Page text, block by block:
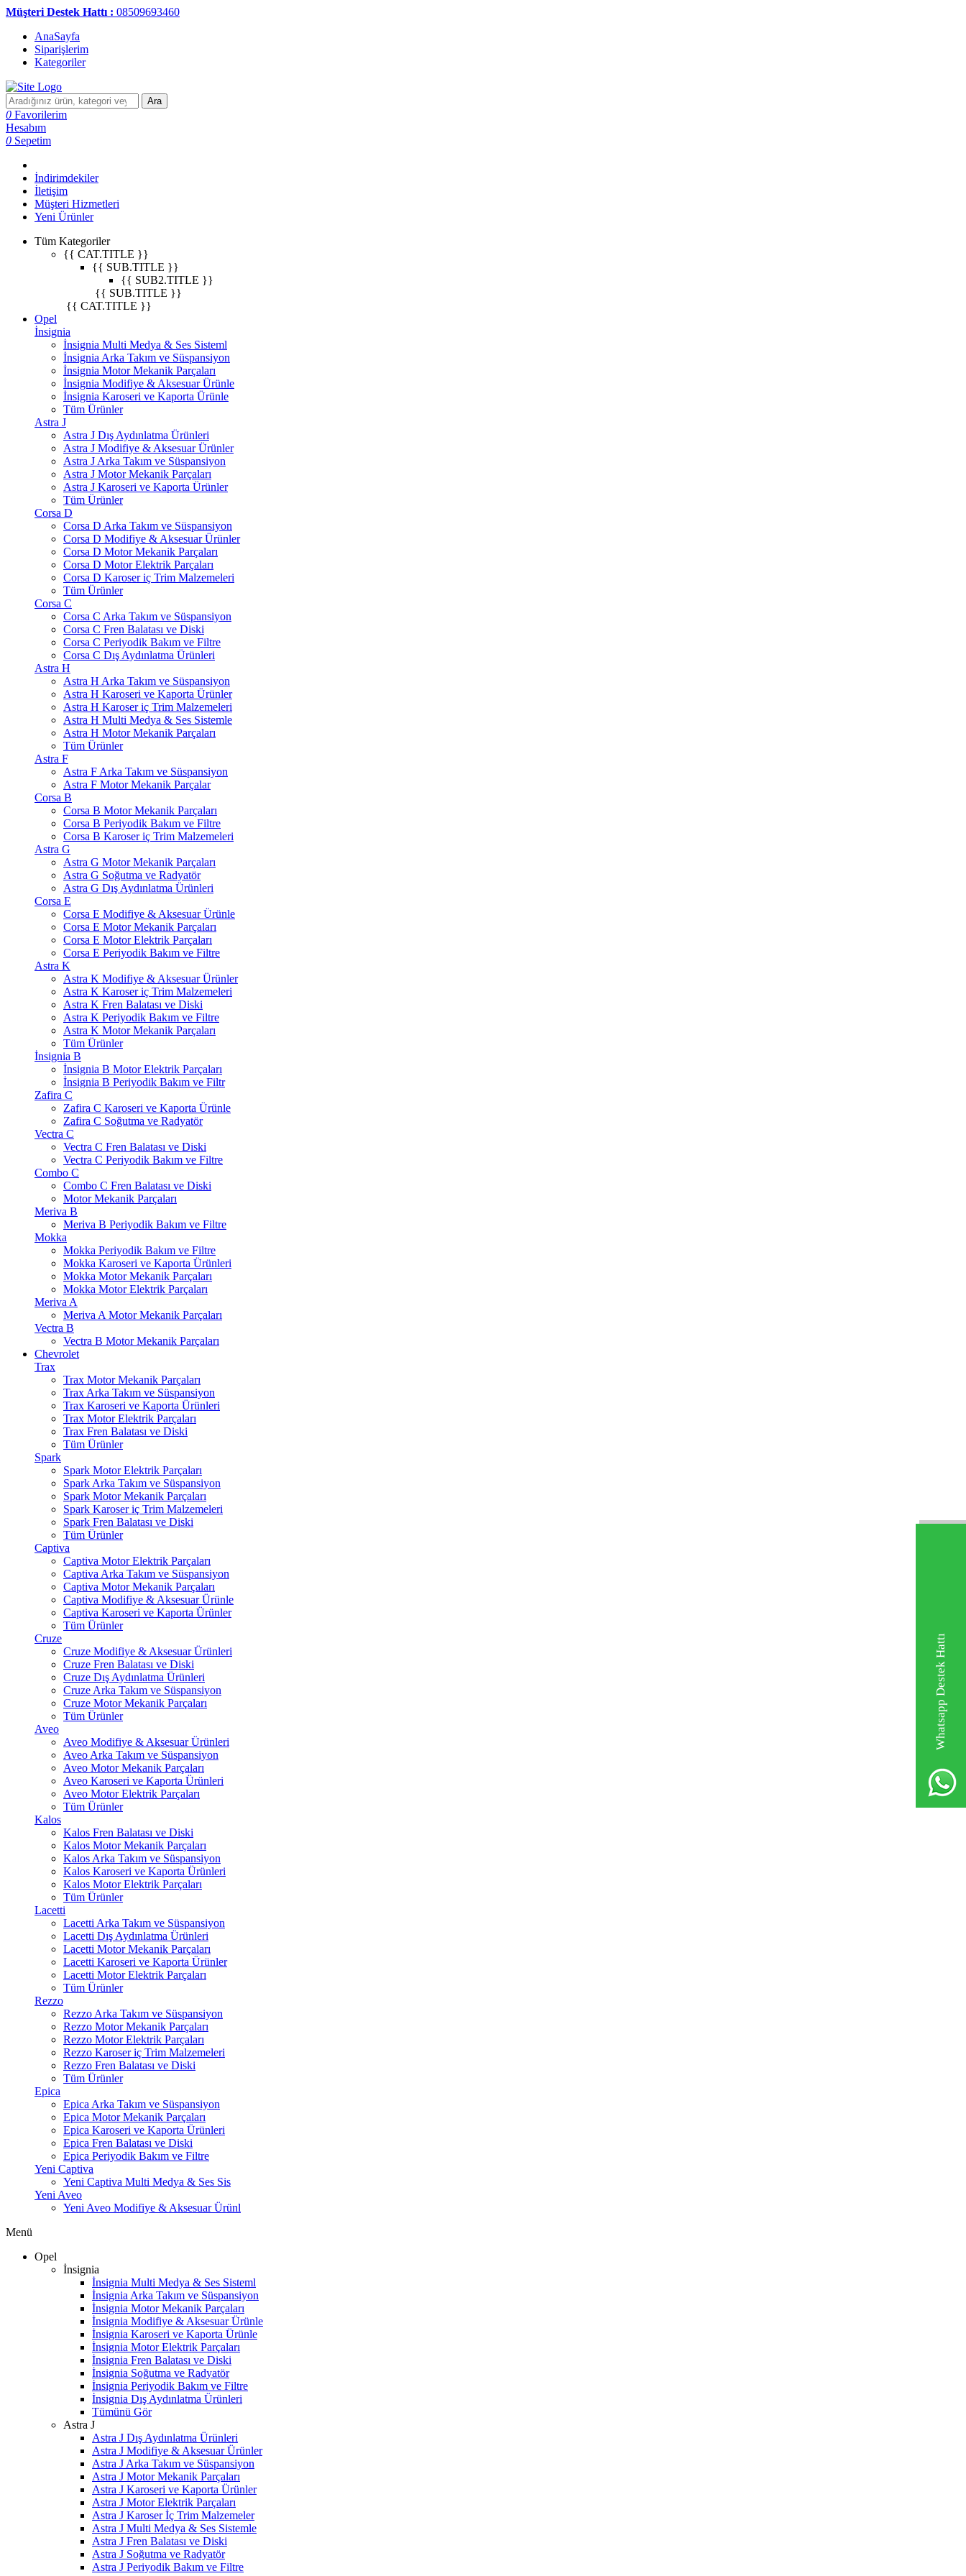
Whatsapp Destek Hattı
Müşteri Destek Hattı : 08509693460
AnaSayfa
Siparişlerim
Kategoriler
Ara
0 Favorilerim
Hesabım
0 Sepetim
İndirimdekiler
İletişim
Müşteri Hizmetleri
Yeni Ürünler
Tüm Kategoriler
{{ CAT.TITLE }}
{{ SUB.TITLE }}
{{ SUB2.TITLE }}
{{ SUB.TITLE }}
{{ CAT.TITLE }}
Opel
İnsignia
İnsignia Multi Medya & Ses Sisteml
İnsignia Arka Takım ve Süspansiyon
İnsignia Motor Mekanik Parçaları
İnsignia Modifiye & Aksesuar Ürünle
İnsignia Karoseri ve Kaporta Ürünle
Tüm Ürünler
Astra J
Astra J Dış Aydınlatma Ürünleri
Astra J Modifiye & Aksesuar Ürünler
Astra J Arka Takım ve Süspansiyon
Astra J Motor Mekanik Parçaları
Astra J Karoseri ve Kaporta Ürünler
Tüm Ürünler
Corsa D
Corsa D Arka Takım ve Süspansiyon
Corsa D Modifiye & Aksesuar Ürünler
Corsa D Motor Mekanik Parçaları
Corsa D Motor Elektrik Parçaları
Corsa D Karoser iç Trim Malzemeleri
Tüm Ürünler
Corsa C
Corsa C Arka Takım ve Süspansiyon
Corsa C Fren Balatası ve Diski
Corsa C Periyodik Bakım ve Filtre
Corsa C Dış Aydınlatma Ürünleri
Astra H
Astra H Arka Takım ve Süspansiyon
Astra H Karoseri ve Kaporta Ürünler
Astra H Karoser iç Trim Malzemeleri
Astra H Multi Medya & Ses Sistemle
Astra H Motor Mekanik Parçaları
Tüm Ürünler
Astra F
Astra F Arka Takım ve Süspansiyon
Astra F Motor Mekanik Parçalar
Corsa B
Corsa B Motor Mekanik Parçaları
Corsa B Periyodik Bakım ve Filtre
Corsa B Karoser iç Trim Malzemeleri
Astra G
Astra G Motor Mekanik Parçaları
Astra G Soğutma ve Radyatör
Astra G Dış Aydınlatma Ürünleri
Corsa E
Corsa E Modifiye & Aksesuar Ürünle
Corsa E Motor Mekanik Parçaları
Corsa E Motor Elektrik Parçaları
Corsa E Periyodik Bakım ve Filtre
Astra K
Astra K Modifiye & Aksesuar Ürünler
Astra K Karoser iç Trim Malzemeleri
Astra K Fren Balatası ve Diski
Astra K Periyodik Bakım ve Filtre
Astra K Motor Mekanik Parçaları
Tüm Ürünler
İnsignia B
İnsignia B Motor Elektrik Parçaları
İnsignia B Periyodik Bakım ve Filtr
Zafira C
Zafira C Karoseri ve Kaporta Ürünle
Zafira C Soğutma ve Radyatör
Vectra C
Vectra C Fren Balatası ve Diski
Vectra C Periyodik Bakım ve Filtre
Combo C
Combo C Fren Balatası ve Diski
Motor Mekanik Parçaları
Meriva B
Meriva B Periyodik Bakım ve Filtre
Mokka
Mokka Periyodik Bakım ve Filtre
Mokka Karoseri ve Kaporta Ürünleri
Mokka Motor Mekanik Parçaları
Mokka Motor Elektrik Parçaları
Meriva A
Meriva A Motor Mekanik Parçaları
Vectra B
Vectra B Motor Mekanik Parçaları
Chevrolet
Trax
Trax Motor Mekanik Parçaları
Trax Arka Takım ve Süspansiyon
Trax Karoseri ve Kaporta Ürünleri
Trax Motor Elektrik Parçaları
Trax Fren Balatası ve Diski
Tüm Ürünler
Spark
Spark Motor Elektrik Parçaları
Spark Arka Takım ve Süspansiyon
Spark Motor Mekanik Parçaları
Spark Karoser iç Trim Malzemeleri
Spark Fren Balatası ve Diski
Tüm Ürünler
Captiva
Captiva Motor Elektrik Parçaları
Captiva Arka Takım ve Süspansiyon
Captiva Motor Mekanik Parçaları
Captiva Modifiye & Aksesuar Ürünle
Captiva Karoseri ve Kaporta Ürünler
Tüm Ürünler
Cruze
Cruze Modifiye & Aksesuar Ürünleri
Cruze Fren Balatası ve Diski
Cruze Dış Aydınlatma Ürünleri
Cruze Arka Takım ve Süspansiyon
Cruze Motor Mekanik Parçaları
Tüm Ürünler
Aveo
Aveo Modifiye & Aksesuar Ürünleri
Aveo Arka Takım ve Süspansiyon
Aveo Motor Mekanik Parçaları
Aveo Karoseri ve Kaporta Ürünleri
Aveo Motor Elektrik Parçaları
Tüm Ürünler
Kalos
Kalos Fren Balatası ve Diski
Kalos Motor Mekanik Parçaları
Kalos Arka Takım ve Süspansiyon
Kalos Karoseri ve Kaporta Ürünleri
Kalos Motor Elektrik Parçaları
Tüm Ürünler
Lacetti
Lacetti Arka Takım ve Süspansiyon
Lacetti Dış Aydınlatma Ürünleri
Lacetti Motor Mekanik Parçaları
Lacetti Karoseri ve Kaporta Ürünler
Lacetti Motor Elektrik Parçaları
Tüm Ürünler
Rezzo
Rezzo Arka Takım ve Süspansiyon
Rezzo Motor Mekanik Parçaları
Rezzo Motor Elektrik Parçaları
Rezzo Karoser iç Trim Malzemeleri
Rezzo Fren Balatası ve Diski
Tüm Ürünler
Epica
Epica Arka Takım ve Süspansiyon
Epica Motor Mekanik Parçaları
Epica Karoseri ve Kaporta Ürünleri
Epica Fren Balatası ve Diski
Epica Periyodik Bakım ve Filtre
Yeni Captiva
Yeni Captiva Multi Medya & Ses Sis
Yeni Aveo
Yeni Aveo Modifiye & Aksesuar Ürünl
Menü
Opel
İnsignia
İnsignia Multi Medya & Ses Sisteml
İnsignia Arka Takım ve Süspansiyon
İnsignia Motor Mekanik Parçaları
İnsignia Modifiye & Aksesuar Ürünle
İnsignia Karoseri ve Kaporta Ürünle
İnsignia Motor Elektrik Parçaları
İnsignia Fren Balatası ve Diski
İnsignia Soğutma ve Radyatör
İnsignia Periyodik Bakım ve Filtre
İnsignia Dış Aydınlatma Ürünleri
Tümünü Gör
Astra J
Astra J Dış Aydınlatma Ürünleri
Astra J Modifiye & Aksesuar Ürünler
Astra J Arka Takım ve Süspansiyon
Astra J Motor Mekanik Parçaları
Astra J Karoseri ve Kaporta Ürünler
Astra J Motor Elektrik Parçaları
Astra J Karoser İç Trim Malzemeler
Astra J Multi Medya & Ses Sistemle
Astra J Fren Balatası ve Diski
Astra J Soğutma ve Radyatör
Astra J Periyodik Bakım ve Filtre